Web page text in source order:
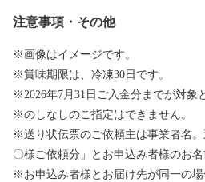
注意事項・その他
※画像はイメージです。
※賞味期限は、冷凍30日です。
※2026年7月31日ご入金分までが対象
※のしなしのご指定はできません。
※送り状伝票のご依頼主は事業者名
〇様ご依頼分」とお申込み者様のお名
※お申込み者様とお届け先が同一の